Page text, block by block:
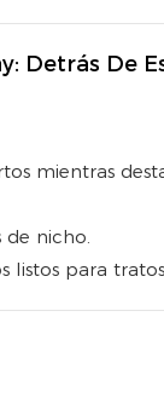
Detrás De
mientras
de nicho.
listos para